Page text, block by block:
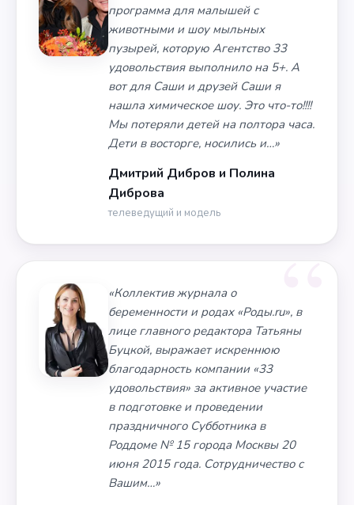
программа для малышей с
животными и шоу мыльных
пузырей, которую Агентство 33
удовольствия выполнило на 5+. А
вот для Саши и друзей Саши я
нашла химическое шоу. Это что-то!!!!
Мы потеряли детей на полтора часа.
Дети в восторге, носились и…»
Дмитрий Дибров и Полина
Диброва
телеведущий и модель
«Коллектив журнала о
беременности и родах «Роды.ru», в
лице главного редактора Татьяны
Буцкой, выражает искреннюю
благодарность компании «33
удовольствия» за активное участие
в подготовке и проведении
праздничного Субботника в
Роддоме № 15 города Москвы 20
июня 2015 года. Сотрудничество с
Вашим…»